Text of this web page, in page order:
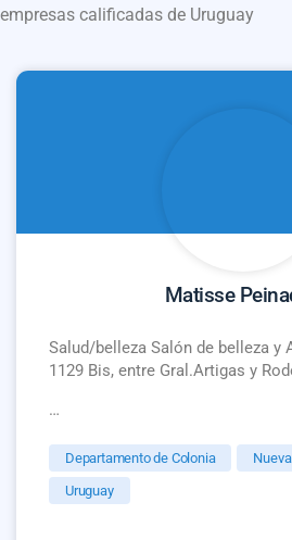
empresas calificadas de Uruguay
Matisse
Salud/belleza Salón de belleza y
1129 Bis, entre Gral.Artigas y
…
Departamento de Colonia
Uruguay